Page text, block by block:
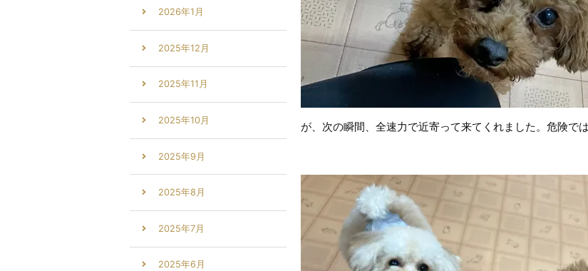
が、次の瞬間、全速力で近寄って来てくれました。危険で
2026年1月
2025年12月
2025年11月
2025年10月
2025年9月
2025年8月
2025年7月
2025年6月